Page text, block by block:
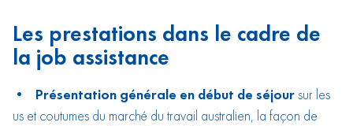
Les prestations dans le cadre de
la job assistance
• Présentation générale en début de séjoursur les
us et coutumes du marché du travail australien, la façon de